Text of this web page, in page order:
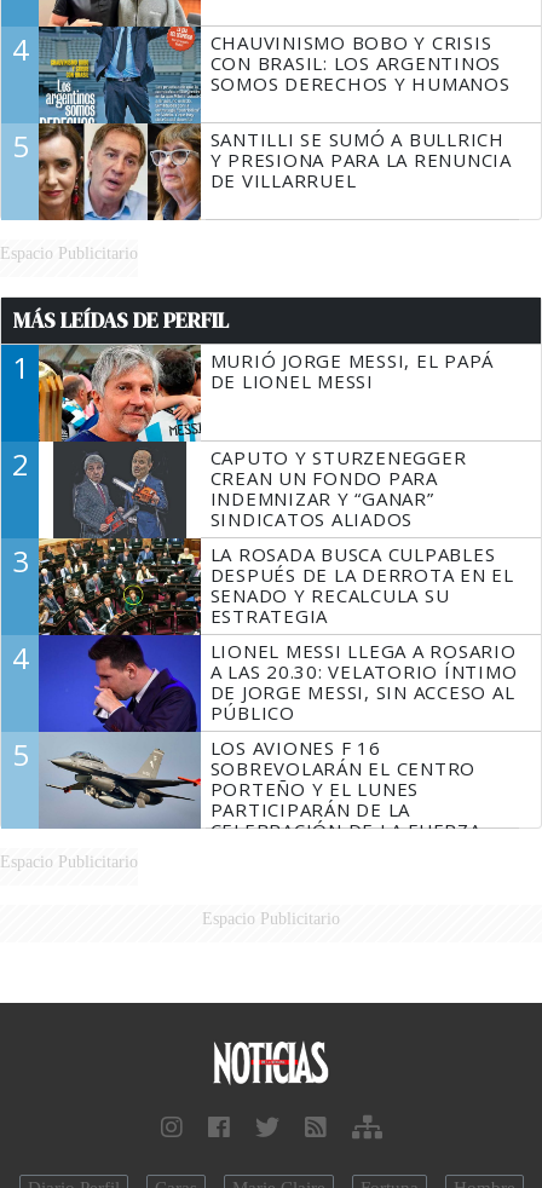
4
CHAUVINISMO BOBO Y CRISIS
CON BRASIL: LOS ARGENTINOS
SOMOS DERECHOS Y HUMANOS
5
SANTILLI SE SUMÓ A BULLRICH
Y PRESIONA PARA LA RENUNCIA
DE VILLARRUEL
Espacio Publicitario
MÁS LEÍDAS DE PERFIL
1
MURIÓ JORGE MESSI, EL PAPÁ
DE LIONEL MESSI
2
CAPUTO Y STURZENEGGER
CREAN UN FONDO PARA
INDEMNIZAR Y “GANAR”
SINDICATOS ALIADOS
3
LA ROSADA BUSCA CULPABLES
DESPUÉS DE LA DERROTA EN EL
SENADO Y RECALCULA SU
ESTRATEGIA
4
LIONEL MESSI LLEGA A ROSARIO
A LAS 20.30: VELATORIO ÍNTIMO
DE JORGE MESSI, SIN ACCESO AL
PÚBLICO
5
LOS AVIONES F 16
SOBREVOLARÁN EL CENTRO
PORTEÑO Y EL LUNES
PARTICIPARÁN DE LA
CELEBRACIÓN DE LA FUERZA
Espacio Publicitario
Espacio Publicitario